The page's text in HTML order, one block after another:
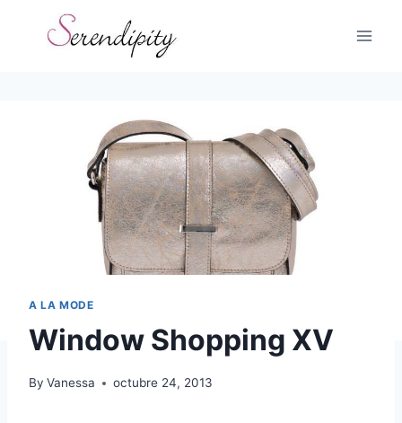
A LA MODE
Window Shopping XV
By Vanessa octubre 24, 2013